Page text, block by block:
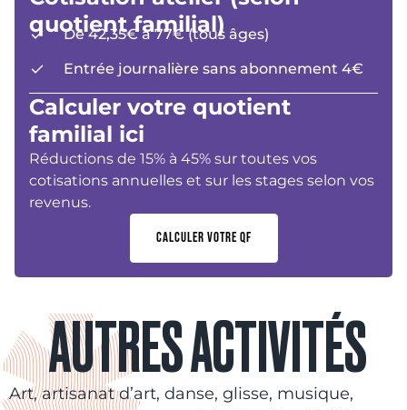
quotient familial)
De 42,35€ à 77€ (tous âges)
Entrée journalière sans abonnement 4€
Calculer votre quotient
familial ici
Réductions de 15% à 45% sur toutes vos
cotisations annuelles et sur les stages selon vos
revenus.
CALCULER VOTRE QF
AUTRES ACTIVITÉS
Art, artisanat d’art, danse, glisse, musique,